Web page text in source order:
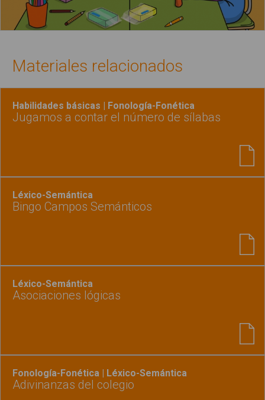
Materiales relacionados
Habilidades básicas | Fonología-Fonética
Jugamos a contar el número de sílabas
Léxico-Semántica
Bingo Campos Semánticos
Léxico-Semántica
Asociaciones lógicas
Fonología-Fonética | Léxico-Semántica
Adivinanzas del colegio